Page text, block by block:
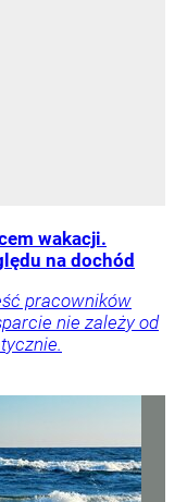
wakacji.
na dochód
pracowników
nie zależy od